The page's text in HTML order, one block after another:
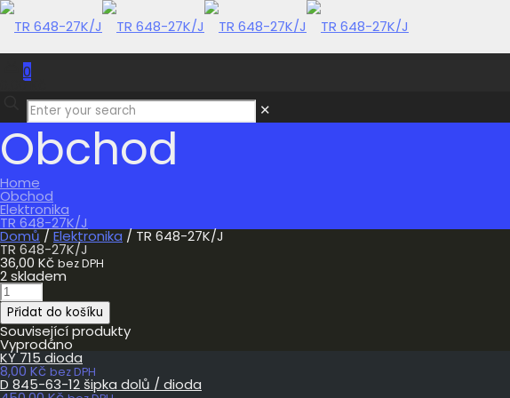
0
0,00 Kč
✕
Obchod
Home
Obchod
Elektronika
TR 648-27K/J
Domů / Elektronika / TR 648-27K/J
TR 648-27K/J
36,00 Kč bez DPH
2 skladem
TR
648-
27K/J
množství
Přidat do košíku
Související produkty
Vyprodáno
KY 715 dioda
8,00 Kč bez DPH
D 845-63-12 šipka dolů / dioda